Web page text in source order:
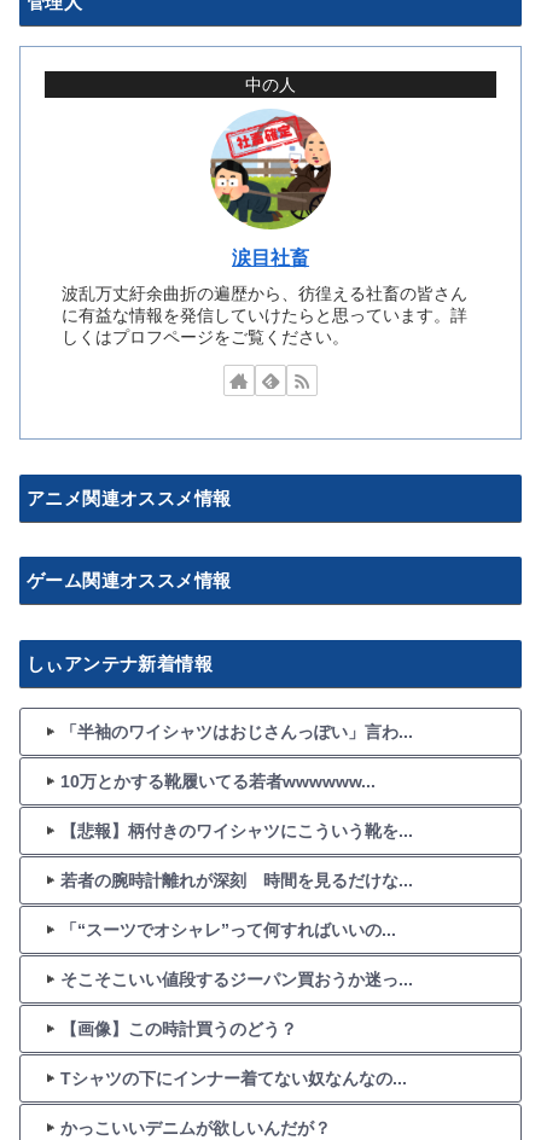
中の人
涙目社畜
波乱万丈紆余曲折の遍歴から、彷徨える社畜の皆さん
に有益な情報を発信していけたらと思っています。詳
しくはプロフページをご覧ください。
アニメ関連オススメ情報
ゲーム関連オススメ情報
しぃアンテナ新着情報
「半袖のワイシャツはおじさんっぽい」言わ...
10万とかする靴履いてる若者wwwwww...
【悲報】柄付きのワイシャツにこういう靴を...
若者の腕時計離れが深刻 時間を見るだけな...
「“スーツでオシャレ”って何すればいいの...
そこそこいい値段するジーパン買おうか迷っ...
【画像】この時計買うのどう？
Tシャツの下にインナー着てない奴なんなの...
かっこいいデニムが欲しいんだが？